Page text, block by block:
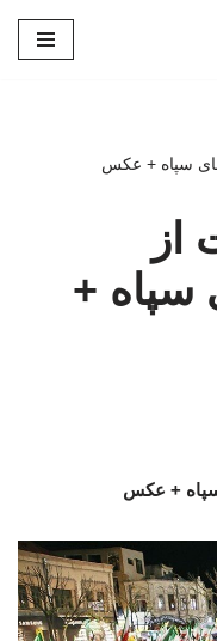
سپاه + عکس
سپاه +
سپاه + عکس